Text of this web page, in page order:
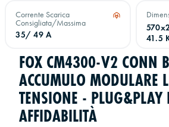
Corrente Scarica
Consigliata/massima
35/ 49 A
41.5
FOX CM4300-V2 CONN
ACCUMULO MODULARE
TENSIONE - PLUG&PLAY
AFFIDABILITÀ